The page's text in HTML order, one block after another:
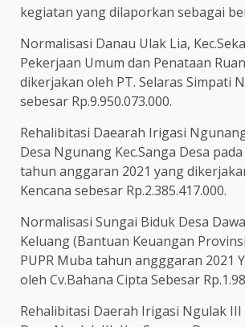
kegiatan yang dilaporkan sebagai
Normalisasi Danau Ulak Lia,
Pekerjaan Umum dan Penataan
dikerjakan oleh PT. Selaras Simpati
sebesar Rp.9.950.073.000.
Rehalibitasi Daearah Irigasi
Desa Ngunang Kec.Sanga Desa
tahun anggaran 2021 yang
Kencana sebesar Rp.2.385.417.000.
Normalisasi Sungai Biduk Desa
Keluang (Bantuan Keuangan
PUPR Muba tahun angggaran 2021
oleh Cv.Bahana Cipta Sebesar
Rehalibitasi Daerah Irigasi Ngulak III